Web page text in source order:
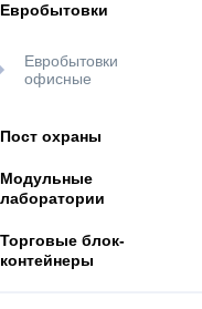
Евробытовки
Евробытовки
офисные
Пост охраны
Модульные
лаборатории
Торговые блок-
контейнеры